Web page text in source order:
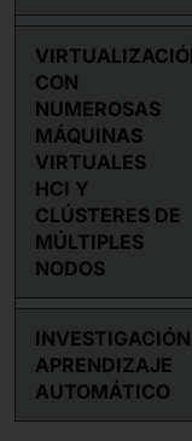
CON
NUMEROSAS
MÁQUINAS
VIRTUALES
HCI Y
CLÚSTERES DE
MÚLTIPLES
NODOS
APRENDIZAJE
AUTOMÁTICO